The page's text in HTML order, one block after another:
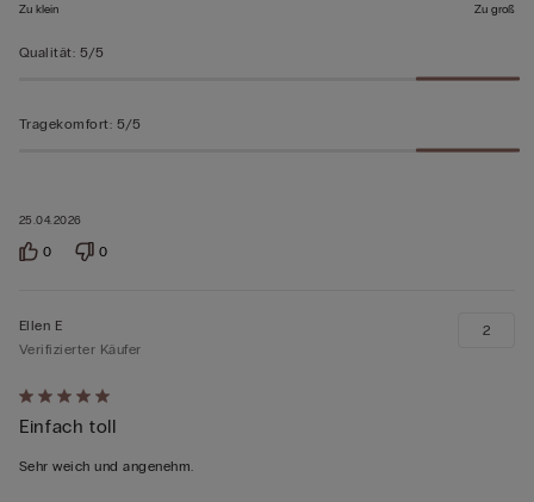
25.04.2026
Zu klein Zu groß
Qualität: 5/5
Tragekomfort: 5/5
0 0
Mit
5
von
Ellen E
Verifizierter Käufer
Einfach toll
Sehr weich und angenehm.
2